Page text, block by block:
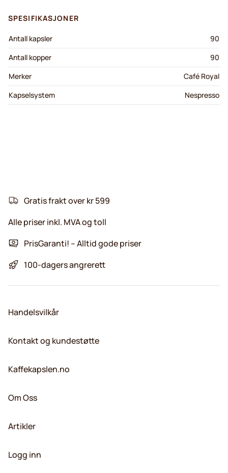
SPESIFIKASJONER
Antall kapsler
90
Antall kopper
90
Merker
Café Royal
Kapselsystem
Nespresso
Gratis frakt over kr 599
Alle priser inkl. MVA og toll
PrisGaranti! – Alltid gode priser
100-dagers angrerett
Handelsvilkår
Kontakt og kundestøtte
Kaffekapslen.no
Om Oss
Artikler
Logg inn